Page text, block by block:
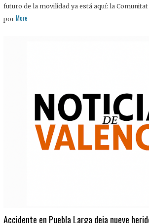
futuro de la movilidad ya está aquí: la Comunitat
por More
Accidente en Puebla Larga deja nueve